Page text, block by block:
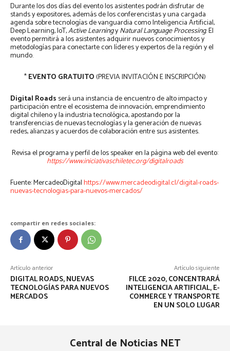
Durante los dos días del evento los asistentes podrán disfrutar de
stands y expositores, además de los conferencistas y una cargada
agenda sobre tecnologías de vanguardia como Inteligencia Artificial,
Deep Learning, IoT,Active LearningyNatural Language Processing. El
evento permitirá a los asistentes adquirir nuevos conocimientos y
metodologías para conectarte con líderes y expertos de la región y el
mundo.
*EVENTO GRATUITO(PREVIA INVITACIÓN E INSCRIPCIÓN)
Digital Roads será una instancia de encuentro de alto impacto y
participación entre el ecosistema de innovación, emprendimiento
digital chileno y la industria tecnológica, apostando por la
transferencias de nuevas tecnologías y la generación de nuevas
redes, alianzas y acuerdos de colaboración entre sus asistentes.
Revisa el programa y perfil de los speaker en la página web del evento:
https://www.iniciativaschiletec.org/digitalroads
Fuente: MercadeoDigitalhttps://www.mercadeodigital.cl/digital-roads-
nuevas-tecnologias-para-nuevos-mercados/
compartir en redes sociales:
Artículo anterior
DIGITAL ROADS, NUEVAS
TECNOLOGÍAS PARA NUEVOS
MERCADOS
Artículo siguiente
FILCE 2020, CONCENTRARÁ
INTELIGENCIA ARTIFICIAL, E-
COMMERCE Y TRANSPORTE
EN UN SOLO LUGAR
Central de Noticias NET